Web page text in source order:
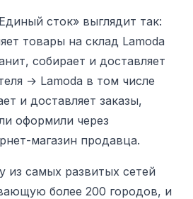
сток» выглядит так:
товары на склад Lamoda
собирает и доставляет
→ Lamoda в том числе
и доставляет заказы,
оформили через
магазин продавца.
из самых развитых сетей
более 200 городов, и